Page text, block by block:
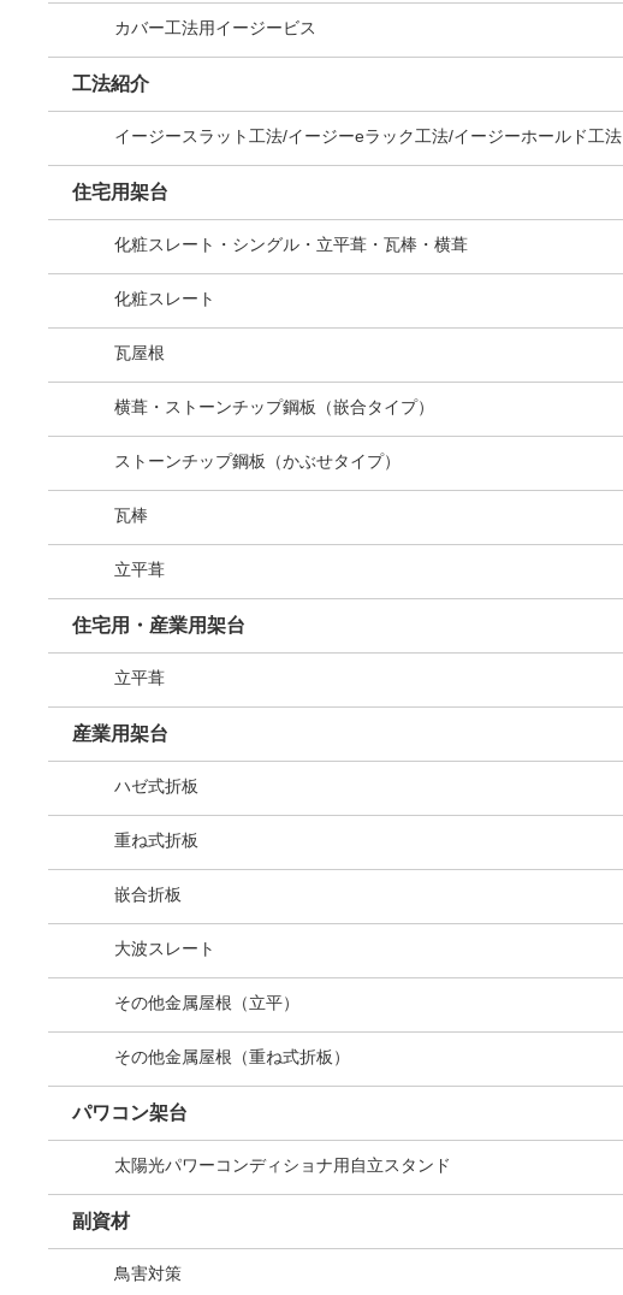
カバー工法用イージービス
工法紹介
イージースラット工法/イージーeラック工法/イージーホールド工法
住宅用架台
化粧スレート・シングル・立平葺・瓦棒・横葺
化粧スレート
瓦屋根
横葺・ストーンチップ鋼板（嵌合タイプ）
ストーンチップ鋼板（かぶせタイプ）
瓦棒
立平葺
住宅用・産業用架台
立平葺
産業用架台
ハゼ式折板
重ね式折板
嵌合折板
大波スレート
その他金属屋根（立平）
その他金属屋根（重ね式折板）
パワコン架台
太陽光パワーコンディショナ用自立スタンド
副資材
鳥害対策